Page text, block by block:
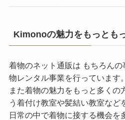
Kimonoの魅力をもっとも
着物のネット通販は もちろん
物レンタル事業を行っています。
また着物の魅力をもっと多くの
う着付け教室や髪結い教室など
日常の中で着物に接する機会を